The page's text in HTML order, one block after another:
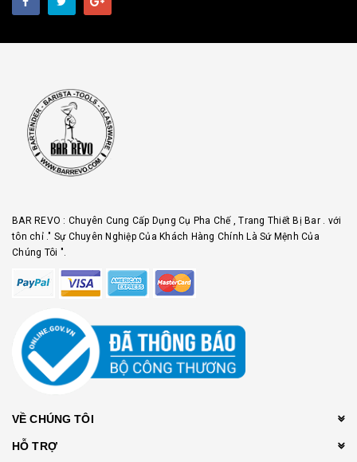
BAR REVO : Chuyên Cung Cấp Dụng Cụ Pha Chế , Trang Thiết Bị Bar . với
tôn chỉ ." Sự Chuyên Nghiệp Của Khách Hàng Chính Là Sứ Mệnh Của
Chúng Tôi ".
VỀ CHÚNG TÔI
HỖ TRỢ